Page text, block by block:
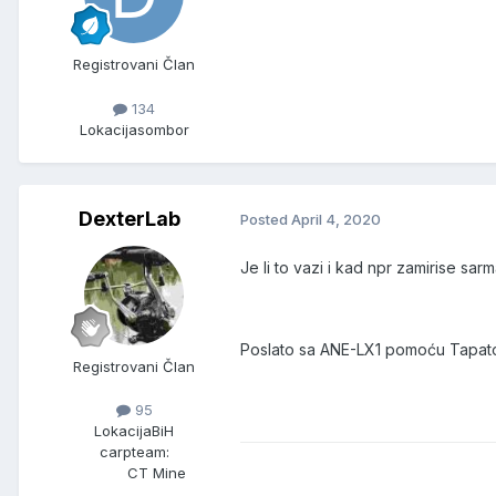
Registrovani Član
134
Lokacijasombor
DexterLab
Registrovani Član
95
LokacijaBiH
carpteam:
CT Mine
Posted April 4, 2020
Je li to vazi i kad npr zamirise
Poslato sa ANE-LX1 pomoću